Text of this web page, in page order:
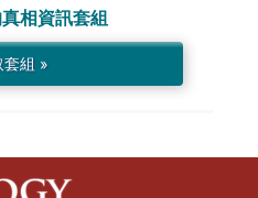
相資訊套組
套組 »